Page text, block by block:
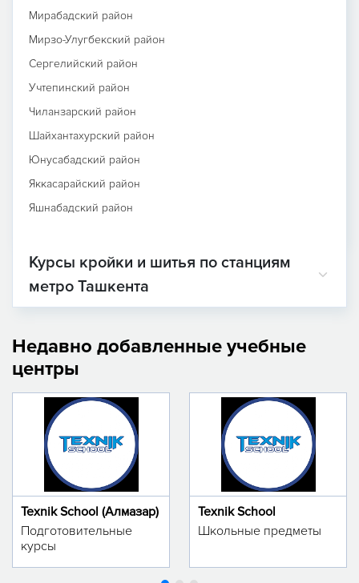
Мирабадский район
Мирзо-Улугбекский район
Сергелийский район
Учтепинский район
Чиланзарский район
Шайхантахурский район
Юнусабадский район
Яккасарайский район
Яшнабадский район
Курсы кройки и шитья по станциям
метро Ташкента
Недавно добавленные учебные
центры
Texnik School (Алмазар)
Подготовительные
курсы
Texnik School
Школьные предметы